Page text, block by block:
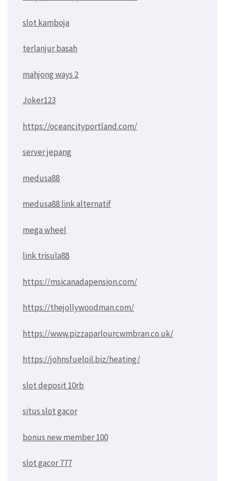
slot kamboja
terlanjur basah
mahjong ways 2
Joker123
https://oceancityportland.com/
server jepang
medusa88
medusa88 link alternatif
mega wheel
link trisula88
https://msicanadapension.com/
https://thejollywoodman.com/
https://www.pizzaparlourcwmbran.co.uk/
https://johnsfueloil.biz/heating/
slot deposit 10rb
situs slot gacor
bonus new member 100
slot gacor 777